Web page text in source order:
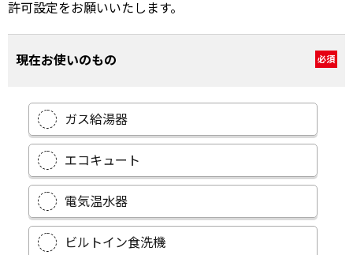
許可設定をお願いいたします。
現在お使いのもの 必須
ガス給湯器
エコキュート
電気温水器
ビルトイン食洗機